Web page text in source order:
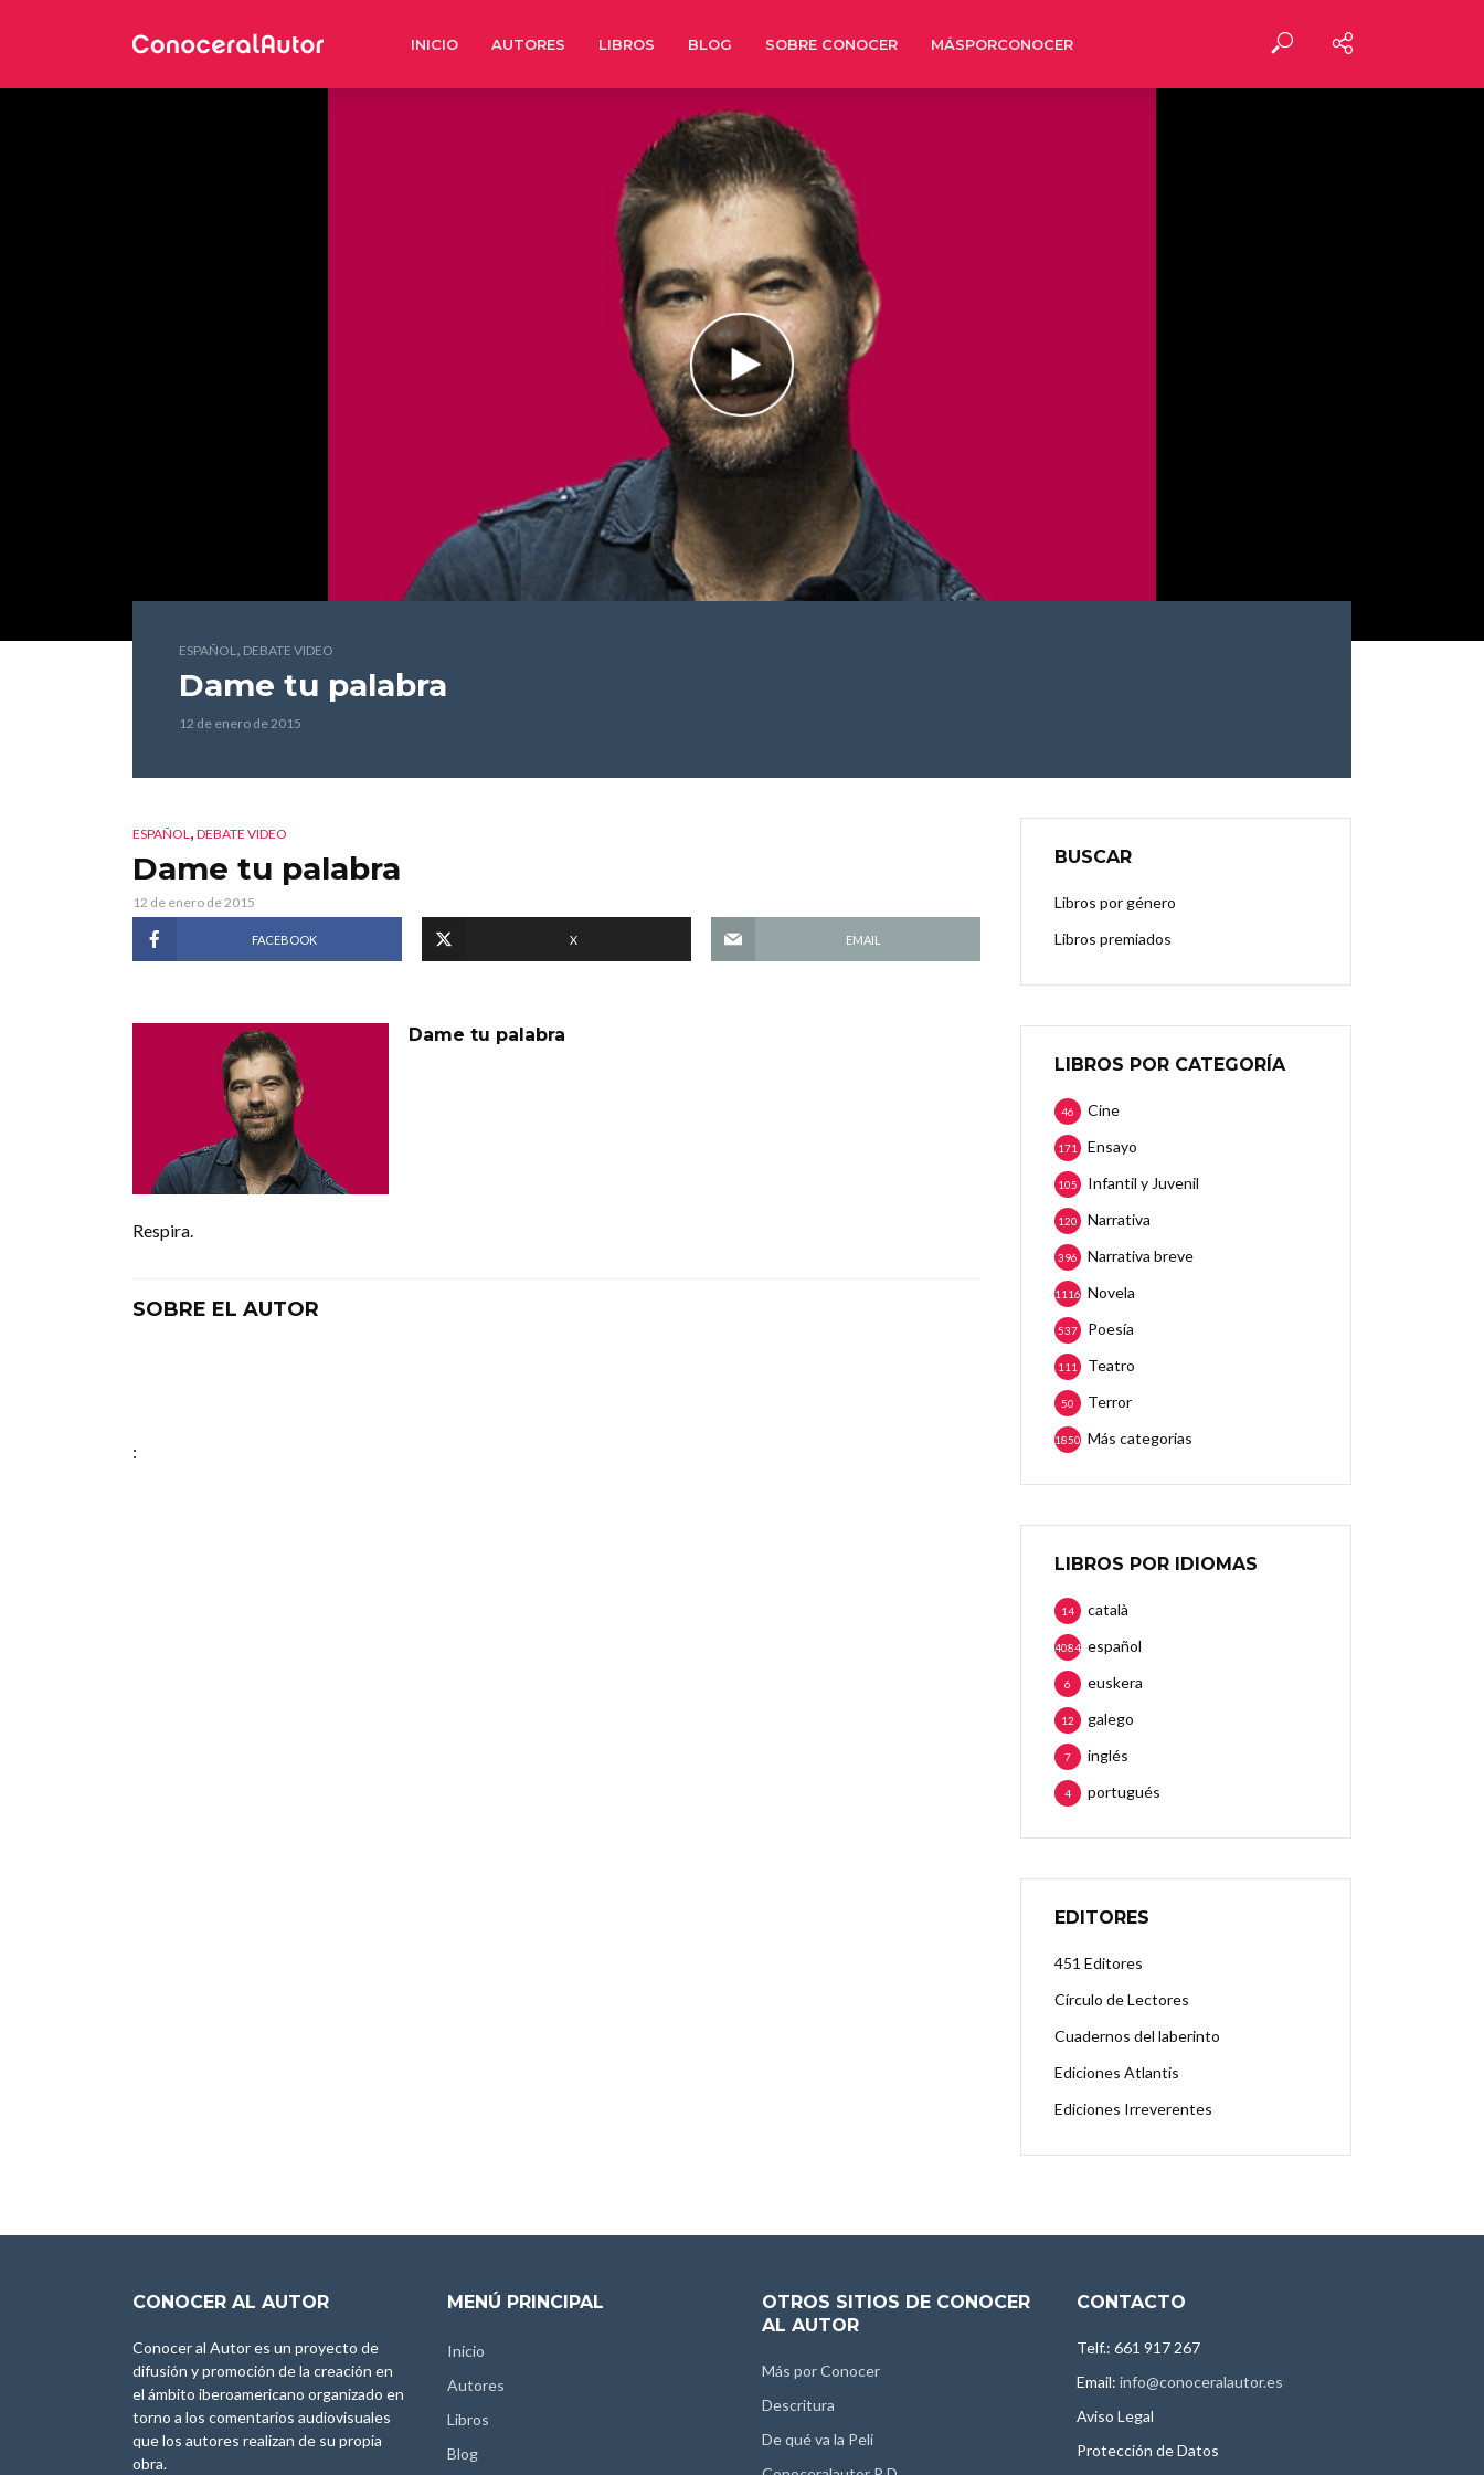
INICIO AUTORES LIBROS BLOG SOBRE CONOCER MÁSPORCONOCER
ESPAÑOL, DEBATE VIDEO
Dame tu palabra
12 de enero de 2015
ESPAÑOL, DEBATE VIDEO
Dame tu palabra
12 de enero de 2015
FACEBOOK X EMAIL
Dame tu palabra
Respira.
SOBRE EL AUTOR
:
BUSCAR
Libros por género
Libros premiados
LIBROS POR CATEGORÍA
Cine
46
Ensayo
171
Infantil y Juvenil
105
Narrativa
120
Narrativa breve
396
Novela
1116
Poesía
537
Teatro
111
Terror
50
Más categorias
1850
LIBROS POR IDIOMAS
català
14
español
4084
euskera
6
galego
12
inglés
7
portugués
4
EDITORES
451 Editores
Círculo de Lectores
Cuadernos del laberinto
Ediciones Atlantis
Ediciones Irreverentes
CONOCER AL AUTOR
Conocer al Autor es un proyecto de
difusión y promoción de la creación en
el ámbito iberoamericano organizado en
torno a los comentarios audiovisuales
que los autores realizan de su propia
obra.
MENÚ PRINCIPAL
Inicio
Autores
Libros
Blog
OTROS SITIOS DE CONOCER
AL AUTOR
Más por Conocer
Descritura
De qué va la Peli
CONTACTO
Telf.: 661 917 267
Email: info@conoceralautor.es
Aviso Legal
Protección de Datos